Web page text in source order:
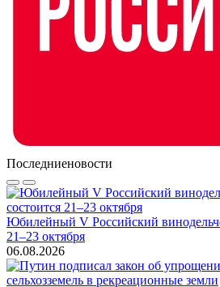
Последниеновости
Юбилейный V Российский
21–23 октября
06.08.2026